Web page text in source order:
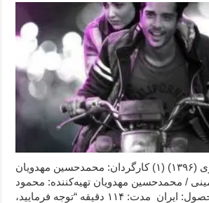
لاتاری (۱۳۹۶) (۱) کارگردان: محمدحسین مهدویان
/ محمدحسین مهدویان تهیه‌کننده: محمود
رضوی ژانر: درام محصول: ایران مدت: ۱۱۴ دقیقه “توجه فرمایید،‌